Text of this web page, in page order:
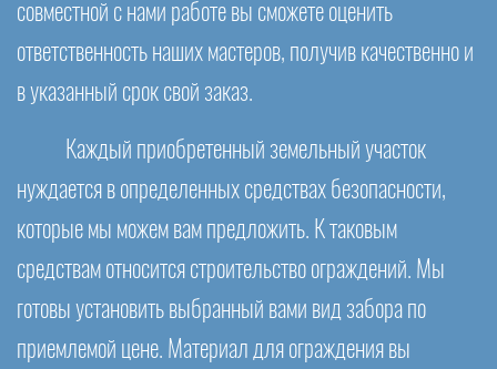
совместной с нами работе вы сможете оценить
ответственность наших мастеров, получив качественно и
в указанный срок свой заказ.
Каждый приобретенный земельный участок
нуждается в определенных средствах безопасности,
которые мы можем вам предложить. К таковым
средствам относится строительство ограждений. Мы
готовы установить выбранный вами вид забора по
приемлемой цене. Материал для ограждения вы